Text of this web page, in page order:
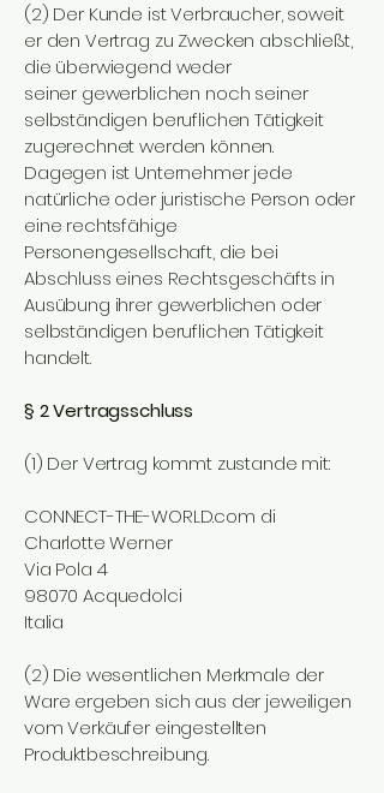
(2) Der Kunde ist Verbraucher, soweit
er den Vertrag zu Zwecken abschließt,
die überwiegend weder
seiner gewerblichen noch seiner
selbständigen beruflichen Tätigkeit
zugerechnet werden können.
Dagegen ist Unternehmer jede
natürliche oder juristische Person oder
eine rechtsfähige
Personengesellschaft, die bei
Abschluss eines Rechtsgeschäfts in
Ausübung ihrer gewerblichen oder
selbständigen beruflichen Tätigkeit
handelt.
§ 2 Vertragsschluss
(1) Der Vertrag kommt zustande mit:
CONNECT-THE-WORLD.com di
Charlotte Werner
Via Pola 4
98070 Acquedolci
Italia
(2) Die wesentlichen Merkmale der
Ware ergeben sich aus der jeweiligen
vom Verkäufer eingestellten
Produktbeschreibung.